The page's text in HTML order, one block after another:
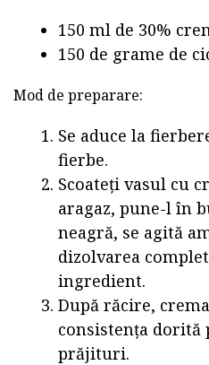
150 ml de 30%
150 de grame de
Mod de preparare:
Se aduce la
fierbe.
Scoateți vasul cu
aragaz, pune-l în
neagră, se agită
dizolvarea
ingredient.
După răcire,
consistența
prăjituri.